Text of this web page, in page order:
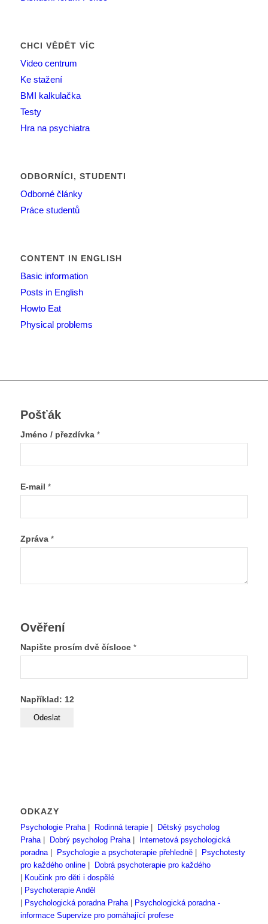
CHCI VĚDĚT VÍC
Video centrum
Ke stažení
BMI kalkulačka
Testy
Hra na psychiatra
ODBORNÍCI, STUDENTI
Odborné články
Práce studentů
CONTENT IN ENGLISH
Basic information
Posts in English
Howto Eat
Physical problems
Pošťák
Jméno / přezdívka *
E-mail *
Zpráva *
Ověření
Napište prosím dvě čísloce *
Například: 12
ODKAZY
Psychologie Praha| Rodinná terapie|
Dětský psycholog
Praha| Dobrý psycholog Praha|
Internetová psychologická
poradna| Psychologie a psychoterapie přehledně|
Psychotesty
pro každého online|
Dobrá psychoterapie pro každého
Koučink pro děti i dospělé
Psychoterapie Anděl
Psychologická poradna Praha|
Psychologická poradna -
informace Supervize pro pomáhající profese